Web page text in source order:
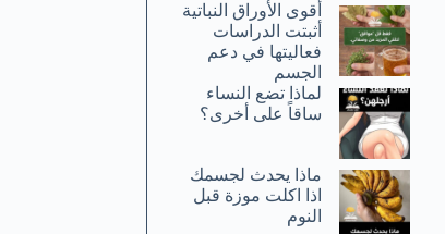
أقوى الأوراق النباتية
أثبتت الدراسات
فعاليتها في دعم
الجسم
لماذا تضع النساء
ساقاً على أخرى؟
ماذا يحدث لجسمك
اذا اكلت موزة قبل
النوم